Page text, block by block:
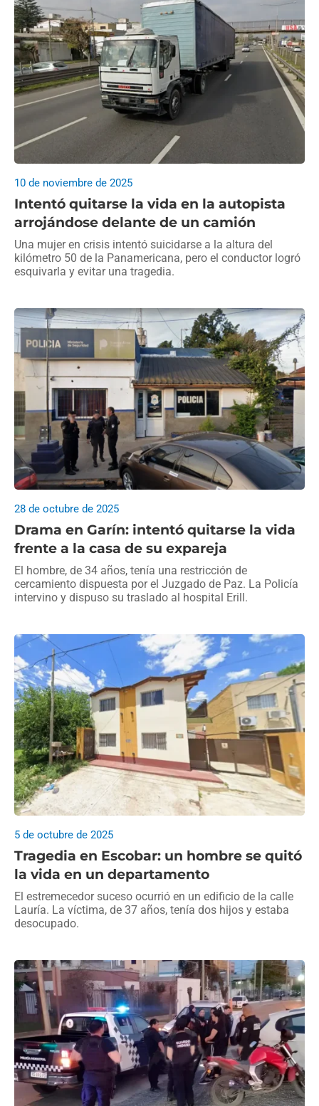
Intentó quitarse la vida en la autopista
arrojándose delante de un camión
10 de noviembre de 2025
Una mujer en crisis intentó suicidarse a la altura del
kilómetro 50 de la Panamericana, pero el conductor logró
esquivarla y evitar una tragedia.
Drama en Garín: intentó quitarse la vida
frente a la casa de su expareja
28 de octubre de 2025
El hombre, de 34 años, tenía una restricción de
cercamiento dispuesta por el Juzgado de Paz. La Policía
intervino y dispuso su traslado al hospital Erill.
Tragedia en Escobar: un hombre se quitó
la vida en un departamento
5 de octubre de 2025
El estremecedor suceso ocurrió en un edificio de la calle
Lauría. La víctima, de 37 años, tenía dos hijos y estaba
desocupado.